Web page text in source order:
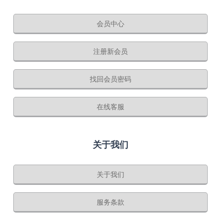
会员中心
注册新会员
找回会员密码
在线客服
关于我们
关于我们
服务条款